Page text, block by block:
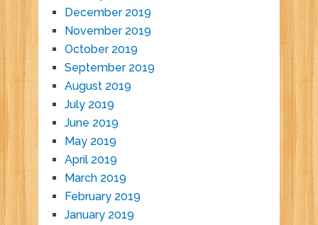
December 2019
November 2019
October 2019
September 2019
August 2019
July 2019
June 2019
May 2019
April 2019
March 2019
February 2019
January 2019